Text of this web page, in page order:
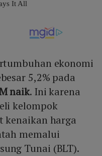
ekonomi
5,2% pada
naik. Ini karena
kelompok
kenaikan harga
memalui
Tunai (BLT).